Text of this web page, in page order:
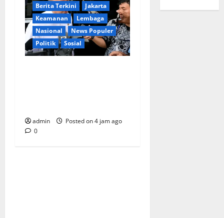
Berita Terkini
Jakarta
Keamanan
Lembaga
Nasional
News Populer
Politik
Sosial
admin
Posted on 4 jam ago
0